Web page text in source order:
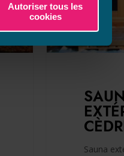
Autoriser tous les
cookies
Sauna